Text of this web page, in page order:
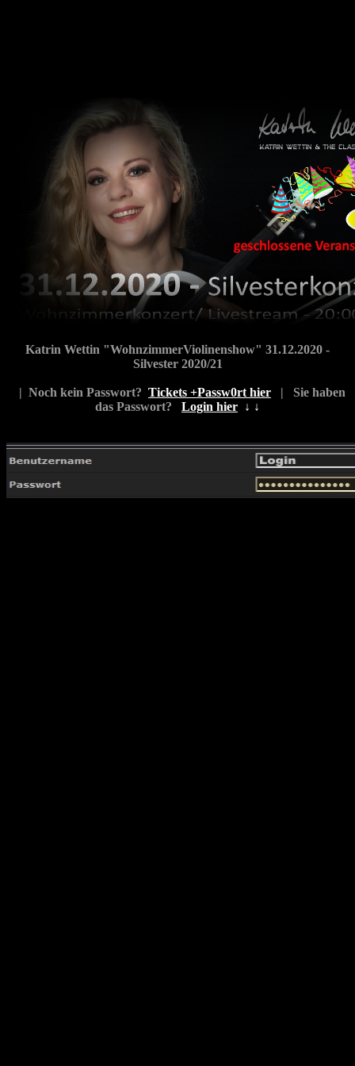
Katrin Wettin "WohnzimmerViolinenshow" 31.12.2020 -
Silvester 2020/21
| Noch kein Passwort? Tickets +Passw0rt hier | Sie haben
das Passwort?
Login hier ↓ ↓